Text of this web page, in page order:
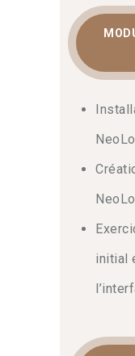
initial